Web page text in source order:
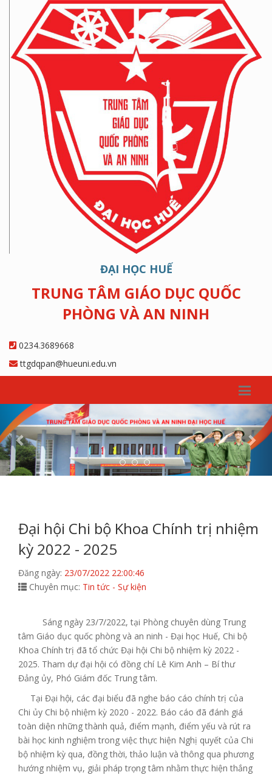
ĐẠI HỌC HUẾ
TRUNG TÂM GIÁO DỤC QUỐC
PHÒNG VÀ AN NINH
0234.3689668
ttgdqpan@hueuni.edu.vn
Previous
Đại hội Chi bộ Khoa Chính trị nhiệm
kỳ 2022 - 2025
Đăng ngày: 23/07/2022 22:00:46
Chuyên mục: Tin tức - Sự kiện
Sáng ngày 23/7/2022, tại Phòng chuyên dùng Trung
tâm Giáo dục quốc phòng và an ninh - Đại học Huế, Chi bộ
Khoa Chính trị đã tổ chức Đại hội Chi bộ nhiệm kỳ 2022 -
2025. Tham dự đại hội có đồng chí Lê Kim Anh – Bí thư
Đảng ủy, Phó Giám đốc Trung tâm.
Tại Đại hội, các đại biểu đã nghe báo cáo chính trị của
Chi ủy Chi bộ nhiệm kỳ 2020 - 2022. Báo cáo đã đánh giá
toàn diện những thành quả, điểm mạnh, điểm yếu và rút ra
bài học kinh nghiệm trong việc thực hiện Nghị quyết của Chi
bộ nhiệm kỳ qua, đồng thời, thảo luận và thông qua phương
hướng nhiệm vụ, giải pháp trọng tâm nhằm thực hiện thắng